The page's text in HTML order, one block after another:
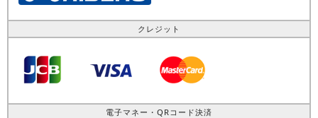
クレジット
電子マネー・QRコード決済